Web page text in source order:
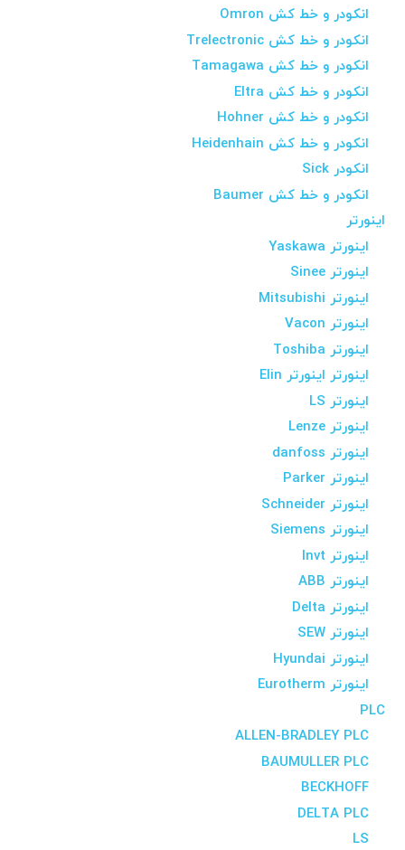
انکودر و خط کش Omron
انکودر و خط کش Trelectronic
انکودر و خط کش Tamagawa
انکودر و خط کش Eltra
انکودر و خط کش Hohner
انکودر و خط کش Heidenhain
انکودر Sick
انکودر و خط کش Baumer
اینورتر
اینورتر Yaskawa
اینورتر Sinee
اینورتر Mitsubishi
اینورتر Vacon
اینورتر Toshiba
اینورتر اینورتر Elin
اینورتر LS
اینورتر Lenze
اینورتر danfoss
اینورتر Parker
اینورتر Schneider
اینورتر Siemens
اینورتر Invt
اینورتر ABB
اینورتر Delta
اینورتر SEW
اینورتر Hyundai
اینورتر Eurotherm
PLC
ALLEN-BRADLEY PLC
BAUMULLER PLC
BECKHOFF
DELTA PLC
LS